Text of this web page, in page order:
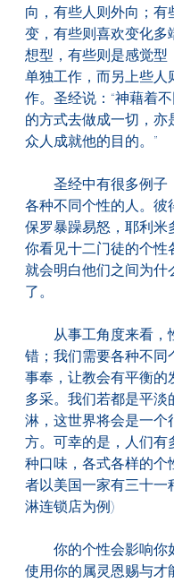
向，有些人则外向；有
变，有些则喜欢变化多
想型，有些则是感觉型
单独工作，而另上些人
作。圣经说：“神藉着
的方式去做成一切，亦
众人成就他的目的。”
圣经中有很多例子
各种不同个性的人。彼
保罗暴躁易怒，耶利米
你看见十二门徒的个性
就会明白他们之间为什
了。
从事工角度来看，
错；我们需要各种不同
事奉，让教会有平衡的
多采。我们若都是平淡
淋，这世界将会是一个
方。可幸的是，人们有
种口味，各式各样的个
者以美国一家有三十一
淋连锁店为例)
你的个性会影响你
使用你的属灵恩赐与才